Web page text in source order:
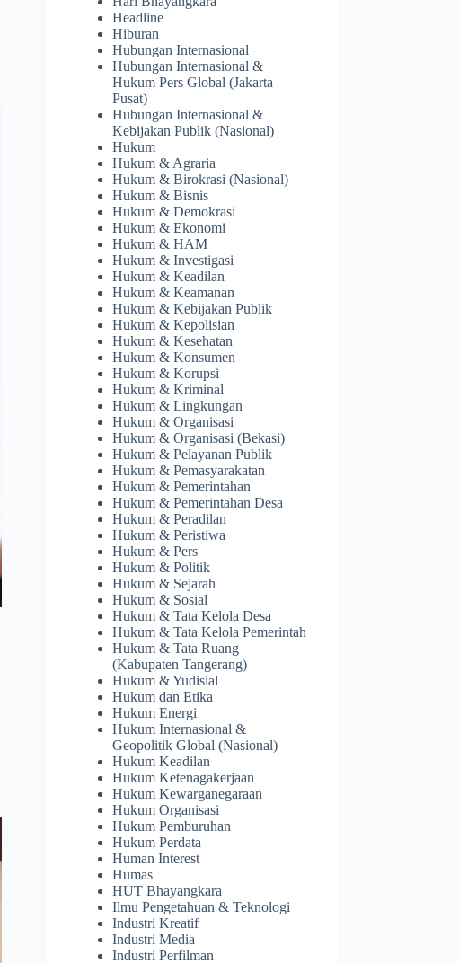
Headline
Hiburan
Hubungan Internasional
Hubungan Internasional &
Hukum Pers Global (Jakarta
Pusat)
Hubungan Internasional &
Kebijakan Publik (Nasional)
Hukum
Hukum & Agraria
Hukum & Birokrasi (Nasional)
Hukum & Bisnis
Hukum & Demokrasi
Hukum & Ekonomi
Hukum & HAM
Hukum & Investigasi
Hukum & Keadilan
Hukum & Keamanan
Hukum & Kebijakan Publik
Hukum & Kepolisian
Hukum & Kesehatan
Hukum & Konsumen
Hukum & Korupsi
Hukum & Kriminal
Hukum & Lingkungan
Hukum & Organisasi
Hukum & Organisasi (Bekasi)
Hukum & Pelayanan Publik
Hukum & Pemasyarakatan
Hukum & Pemerintahan
Hukum & Pemerintahan Desa
Hukum & Peradilan
Hukum & Peristiwa
Hukum & Pers
Hukum & Politik
Hukum & Sejarah
Hukum & Sosial
Hukum & Tata Kelola Desa
Hukum & Tata Kelola Pemerintah
Hukum & Tata Ruang
(Kabupaten Tangerang)
Hukum & Yudisial
Hukum dan Etika
Hukum Energi
Hukum Internasional &
Geopolitik Global (Nasional)
Hukum Keadilan
Hukum Ketenagakerjaan
Hukum Kewarganegaraan
Hukum Organisasi
Hukum Pemburuhan
Hukum Perdata
Human Interest
Humas
HUT Bhayangkara
Ilmu Pengetahuan & Teknologi
Industri Kreatif
Industri Media
Industri Perfilman